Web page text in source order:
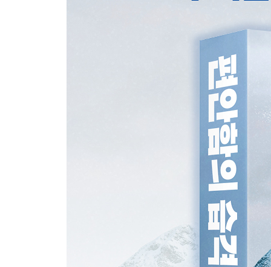
45킬로그램 | 역사상 가장 나약한 인류
81.2년 | 혹독한 불편함이 수명을 늘린다